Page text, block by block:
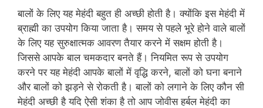
बालों के लिए यह मेहंदी बहुत ही अच्‍छी होती है। क्‍योंकि इस मेहंदी में
ब्राह्मी का उपयोग किया जाता है। समय से पहले भूरे होने वाले बालों
के लिए यह सुरुक्षात्‍मक आवरण तैयार करने में सक्षम होती है।
जिससे आपके बाल चमकदार बनते हैं। नियमित रूप से उपयोग
करने पर यह मेहंदी आपके बालों में वृद्धि करने, बालों को घना बनाने
और बालों को झड़ने से रोकती है। बालों को लगाने के लिए कौन सी
मेहंदी अच्‍छी है यदि ऐसी शंका है तो आप जोवीस हर्बल मेहंदी का